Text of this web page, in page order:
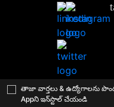
తాజా వార్తలు & ఉద్యోగాలను
Appని ఇన్‌స్టాల్ చేయండిThis material may not be published,